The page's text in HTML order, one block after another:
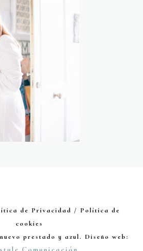
de Privacidad / Política de
cookies
prestado y azul. Diseño web: